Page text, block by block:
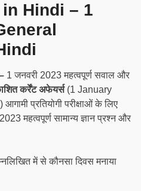
Hindi – 1
1 जनवरी 2023 महत्वपूर्ण सवाल और
कर्रेंट अफेयर्स(1 January
प्रतियोगी परीक्षाओं के लिए
महत्वपूर्ण सामान्य ज्ञान प्रश्न और
में से कौनसा दिवस मनाया